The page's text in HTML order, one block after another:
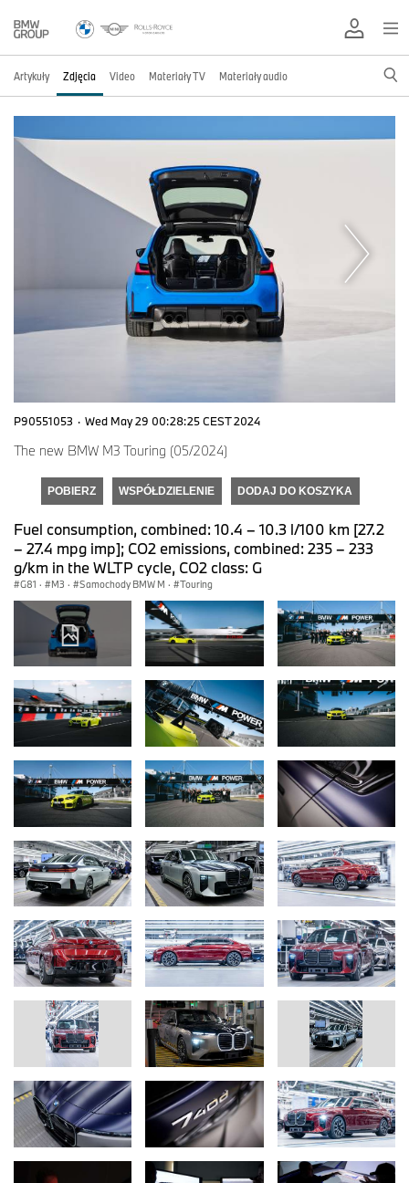
Artykuły Zdjęcia Video Materiały TV Materiały audio
P90551053 · Wed May 29 00:28:25 CEST 2024
The new BMW M3 Touring (05/2024)
POBIERZ WSPÓŁDZIELENIE DODAJ DO KOSZYKA
Fuel consumption, combined: 10.4 – 10.3 l/100 km [27.2
– 27.4 mpg imp]; CO2 emissions, combined: 235 – 233
g/km in the WLTP cycle, CO2 class: G
G81 · M3 · Samochody BMW M · Touring